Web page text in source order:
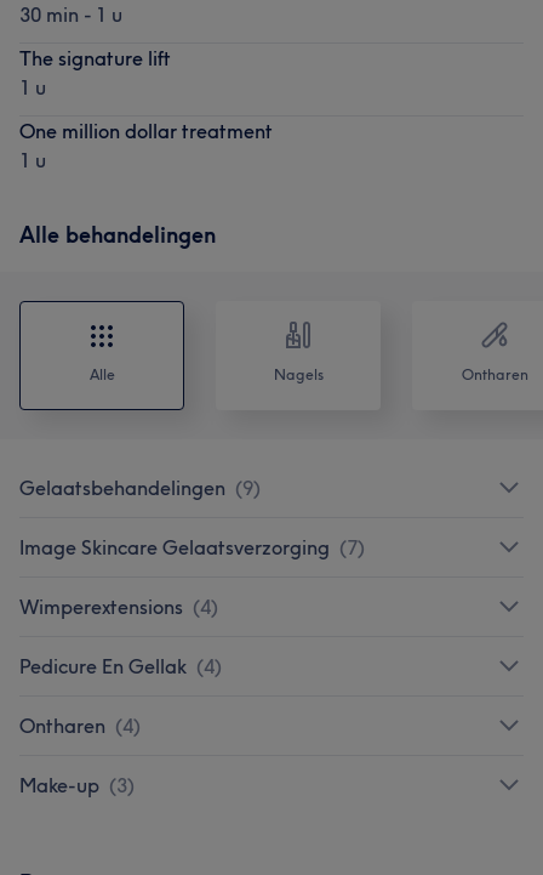
30 min - 1 u
The signature lift
1 u
One million dollar treatment
1 u
Alle behandelingen
Alle Nagels Ontharen
Gelaatsbehandelingen (9)
Image Skincare Gelaatsverzorging (7)
Wimperextensions (4)
Pedicure En Gellak (4)
Ontharen (4)
Make-up (3)